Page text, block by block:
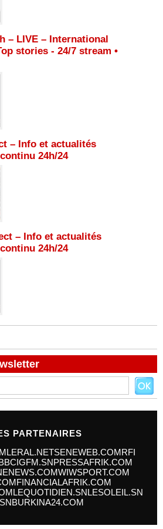
– LIVE – International
stories - 24/7 stream •
– Info et actualités
24h/24
– Info et actualités
24h/24
PARTENAIRES
LERAL.NETSENEWEB.COMRFI
IGFM.SNPRESSAFRIK.COM
WIWSPORT.COM
FINANCIALAFRIK.COM
LEQUOTIDIEN.SNLESOLEIL.SN
BURKINA24.COM